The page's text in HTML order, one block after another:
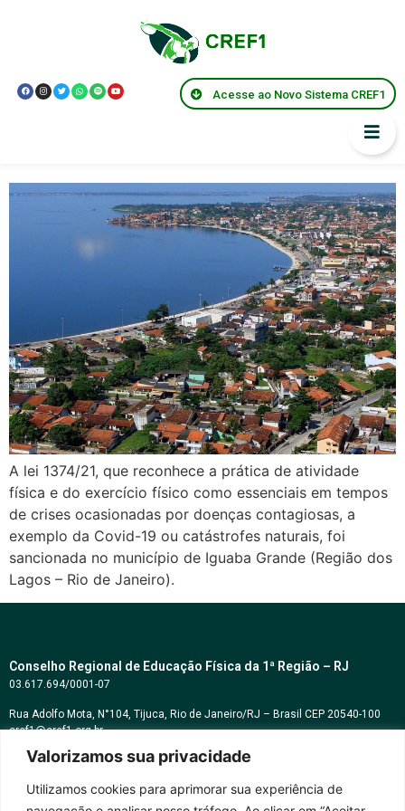
Valorizamos sua privacidade
Utilizamos cookies para aprimorar sua experiência de
Acesse ao Novo Sistema CREF1
#iguabagrande
Aprovada Lei da
Essencialidade em Iguaba
A lei 1374/21, que reconhece a prática de atividade
física e do exercício físico como essenciais em tempos
de crises ocasionadas por doenças contagiosas, a
exemplo da Covid-19 ou catástrofes naturais, foi
sancionada no município de Iguaba Grande (Região dos
Lagos – Rio de Janeiro).
Conselho Regional de Educação Física da 1ª Região – RJ
03.617.694/0001-07
Rua Adolfo Mota, N°104, Tijuca, Rio de Janeiro/RJ – Brasil CEP 20540-100
cref1@cref1.org.br
Assessoria de comunicação: